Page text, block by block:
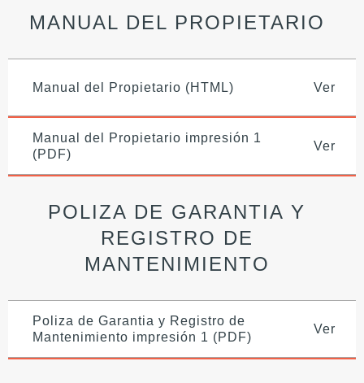
MANUAL DEL PROPIETARIO
Manual del Propietario (HTML) Ver
Manual del Propietario impresión 1
(PDF)
Ver
POLIZA DE GARANTIA Y
REGISTRO DE
MANTENIMIENTO
Poliza de Garantia y Registro de
Mantenimiento impresión 1 (PDF)
Ver